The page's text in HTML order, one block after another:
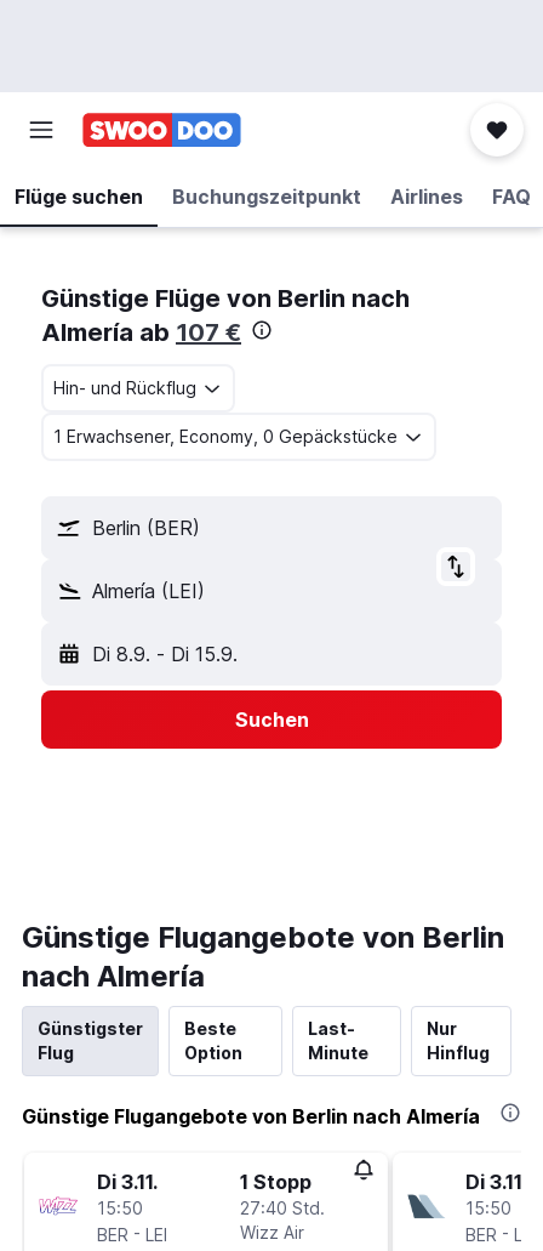
Flüge suchen Buchungszeitpunkt Airlines FAQ
Günstige Flüge von Berlin nach
Almería ab 107 €
Hin- und Rückflug
1 Erwachsener, Economy, 0 Gepäckstücke
Berlin (BER)
Almería (LEI)
Di 8.9. - Di 15.9.
Suchen
Günstige Flugangebote von Berlin
nach Almería
Günstigster
Flug
Beste
Option
Last-
Minute
Nur
Hinflug
Günstige Flugangebote von Berlin nach Almería
Di 3.11.
15:50
BER - LEI
1 Stopp
27:40 Std.
Wizz Air
Di 3.11.
15:50
BER - LEI